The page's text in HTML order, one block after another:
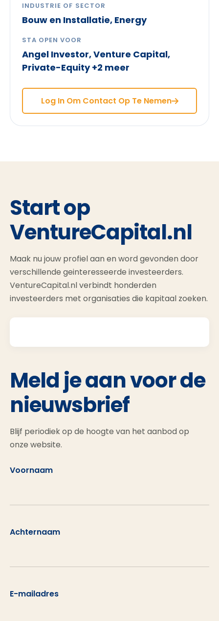
INDUSTRIE OF SECTOR
Bouw en Installatie, Energy
STA OPEN VOOR
Angel Investor, Venture Capital,
Private-Equity +2 meer
Log In Om Contact Op Te Nemen
Start op
VentureCapital.nl
Maak nu jouw profiel aan en word gevonden door
verschillende geinteresseerde investeerders.
VentureCapital.nl verbindt honderden
investeerders met organisaties die kapitaal zoeken.
Meld je aan voor de
nieuwsbrief
Blijf periodiek op de hoogte van het aanbod op
onze website.
Voornaam
Achternaam
E-mailadres